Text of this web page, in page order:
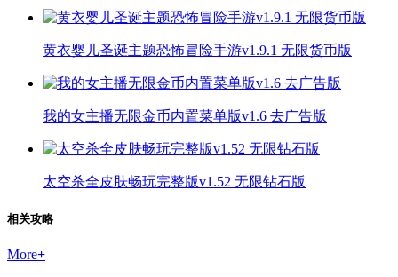
黄衣婴儿圣诞主题恐怖冒险手游v1.9.1 无限货币版
我的女主播无限金币内置菜单版v1.6 去广告版
太空杀全皮肤畅玩完整版v1.52 无限钻石版
相关攻略
More+